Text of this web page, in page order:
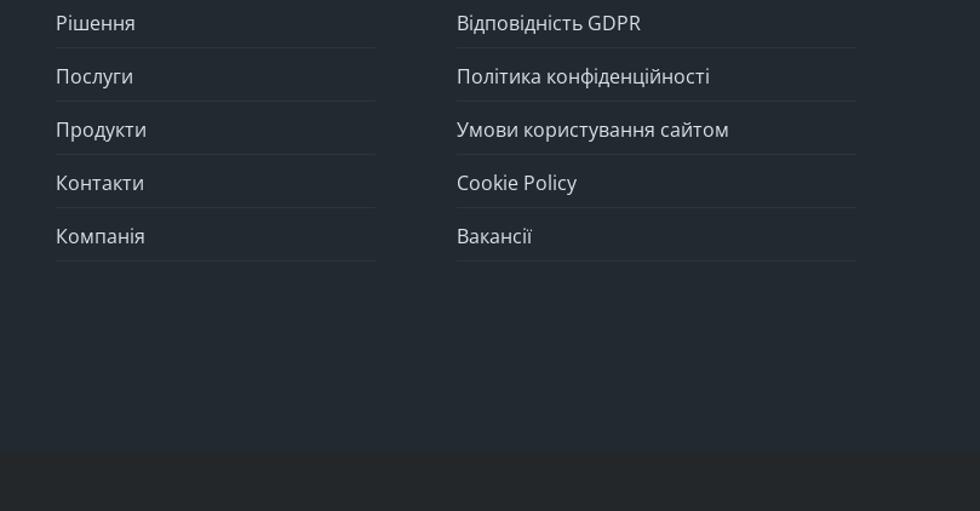
Рішення
Послуги
Продукти
Контакти
Компанія
Відповідність GDPR
Політика конфіденційності
Умови користування сайтом
Cookie Policy
Вакансії